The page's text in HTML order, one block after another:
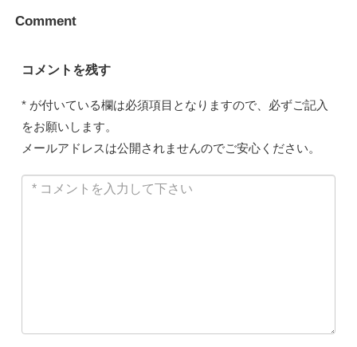
Comment
コメントを残す
* が付いている欄は必須項目となりますので、必ずご記入
をお願いします。
メールアドレスは公開されませんのでご安心ください。